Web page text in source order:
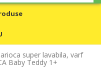
super lavabila, varf
Baby Teddy 1+